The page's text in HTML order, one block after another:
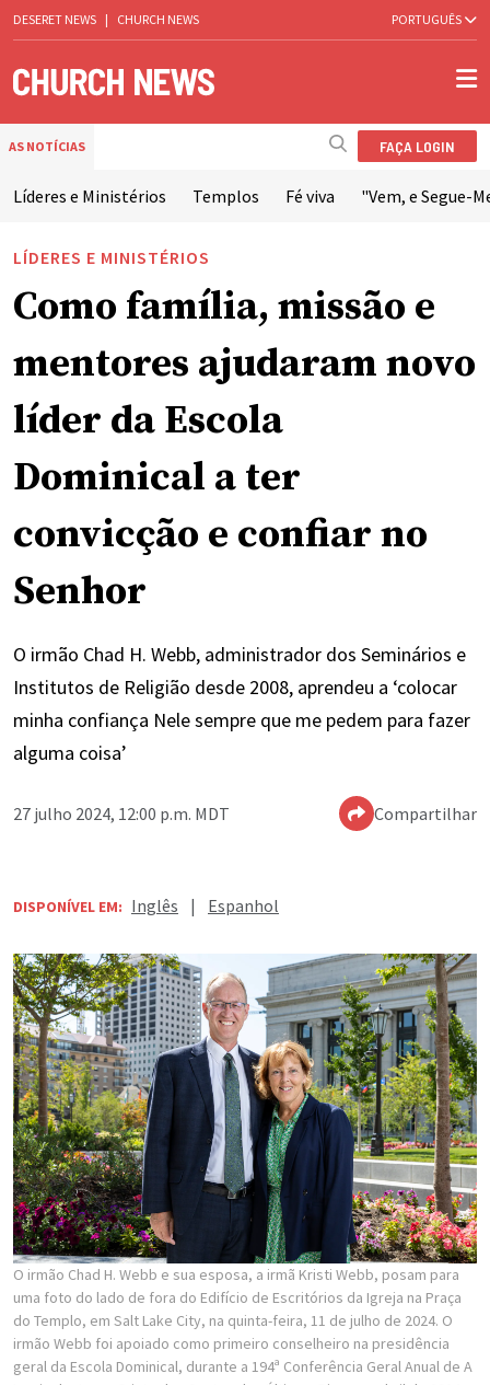
DESERET NEWS | CHURCH NEWS PORTUGUÊS
AS NOTÍCIAS FAÇA LOGIN
Líderes e Ministérios Templos Fé viva "Vem, e Segue-
LÍDERES E MINISTÉRIOS
Como família, missão e
mentores ajudaram novo
líder da Escola
Dominical a ter
convicção e confiar no
Senhor
O irmão Chad H. Webb, administrador dos Seminários e
Institutos de Religião desde 2008, aprendeu a ‘colocar
minha confiança Nele sempre que me pedem para fazer
alguma coisa’
27 julho 2024, 12:00 p.m. MDT Compartilhar
DISPONÍVEL EM: Inglês | Espanhol
O irmão Chad H. Webb e sua esposa, a irmã Kristi Webb, posam para
uma foto do lado de fora do Edifício de Escritórios da Igreja na Praça
do Templo, em Salt Lake City, na quinta-feira, 11 de julho de 2024. O
irmão Webb foi apoiado como primeiro conselheiro na presidência
geral da Escola Dominical, durante a 194ª Conferência Geral Anual de A